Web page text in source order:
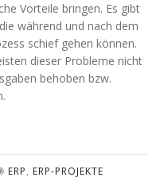
Vorteile bringen. Es gibt
während und nach dem
schief gehen können.
dieser Probleme nicht
behoben bzw.
ERP, ERP-PROJEKTE